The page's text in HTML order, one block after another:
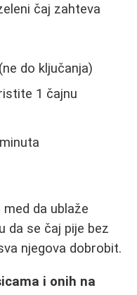
čaj zahteva
do ključanja)
1 čajnu
da ublaže
da se čaj pije bez
njegova dobrobit.
i onih na